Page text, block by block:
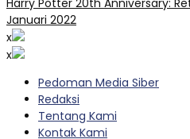
Harry Potter 20th Anniversary:
Januari 2022
x
x
Pedoman Media Siber
Redaksi
Tentang Kami
Kontak Kami